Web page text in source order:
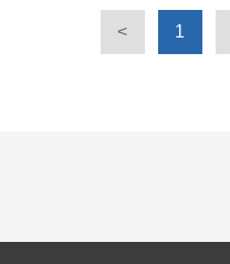
< 1